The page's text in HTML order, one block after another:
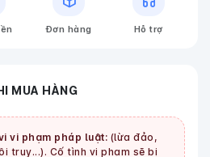
Đơn hàng Hỗ trợ
MUA HÀNG
vi phạm pháp luật: (lừa đảo,
trụy...). Cố tình vi phạm sẽ bị